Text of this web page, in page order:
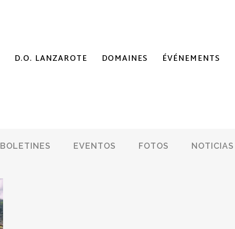
D.O. LANZAROTE DOMAINES ÉVÉNEMENTS
BOLETINES EVENTOS FOTOS NOTICIAS